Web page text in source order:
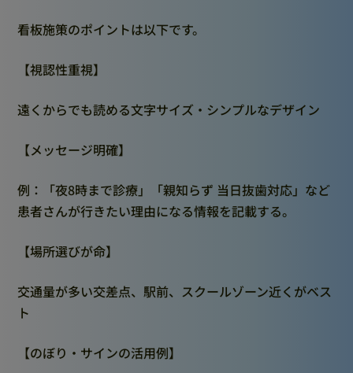
看板施策のポイントは以下です。
【視認性重視】
遠くからでも読める文字サイズ・シンプルなデザイン
【メッセージ明確】
例：「夜8時まで診療」「親知らず 当日抜歯対応」など
患者さんが行きたい理由になる情報を記載する。
【場所選びが命】
交通量が多い交差点、駅前、スクールゾーン近くがベス
ト
【のぼり・サインの活用例】